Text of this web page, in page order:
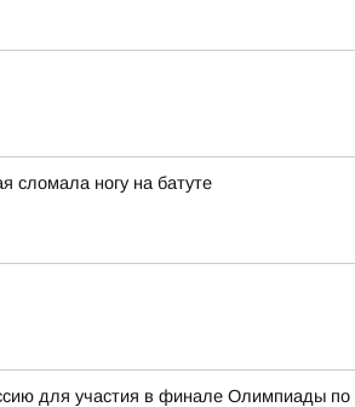
сломала ногу на батуте
для участия в финале Олимпиады по